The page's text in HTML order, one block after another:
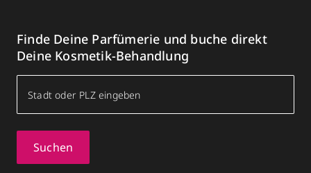
Finde Deine Parfümerie und buche direkt
Deine Kosmetik-Behandlung
Suchen